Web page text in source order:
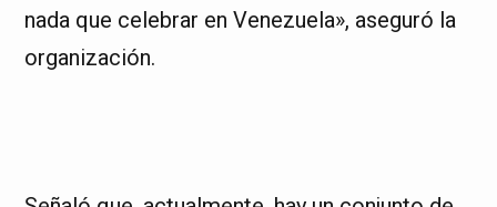
nada que celebrar en Venezuela», aseguró la
organización.